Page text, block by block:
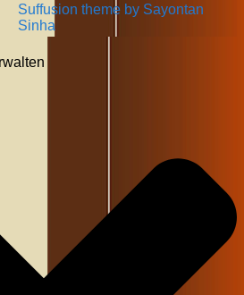
Suffusion theme by Sayontan
Sinha